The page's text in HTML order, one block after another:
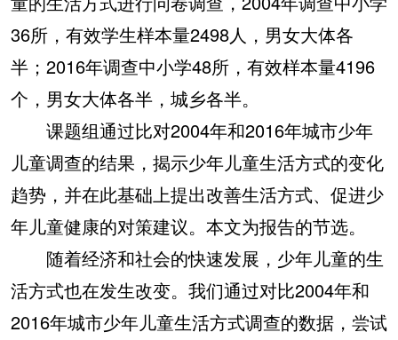
36所，有效学生样本量2498人，男女大体各
半；2016年调查中小学48所，有效样本量4196
个，男女大体各半，城乡各半。
课题组通过比对2004年和2016年城市少年
儿童调查的结果，揭示少年儿童生活方式的变化
趋势，并在此基础上提出改善生活方式、促进少
年儿童健康的对策建议。本文为报告的节选。
随着经济和社会的快速发展，少年儿童的生
活方式也在发生改变。我们通过对比2004年和
2016年城市少年儿童生活方式调查的数据，尝试